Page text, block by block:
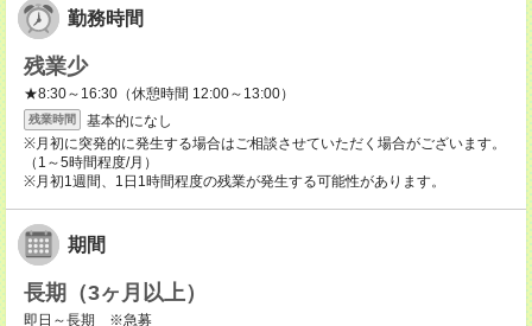
勤務時間
残業少
★8:30～16:30（休憩時間 12:00～13:00）
残業時間
基本的になし
※月初に突発的に発生する場合はご相談させていただく場合がございます。
（1～5時間程度/月）
※月初1週間、1日1時間程度の残業が発生する可能性があります。
期間
長期（3ヶ月以上）
即日～長期 ※急募